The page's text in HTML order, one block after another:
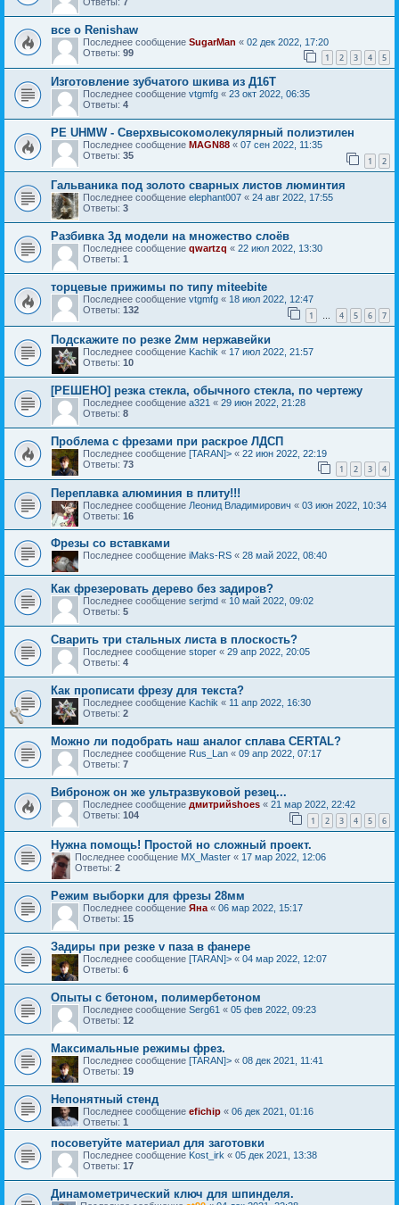
все о Renishaw
Последнее сообщение SugarMan « 02 дек 2022, 17:20
Ответы: 99 1 2 3 4 5
Изготовление зубчатого шкива из Д16Т
Последнее сообщение vtgmfg « 23 окт 2022, 06:35
Ответы: 4
PE UHMW - Сверхвысокомолекулярный полиэтилен
Последнее сообщение MAGN88 « 07 сен 2022, 11:35
Ответы: 35 1 2
Гальваника под золото сварных листов люминтия
Последнее сообщение elephant007 « 24 авг 2022, 17:55
Ответы: 3
Разбивка 3д модели на множество слоёв
Последнее сообщение qwartzq « 22 июл 2022, 13:30
Ответы: 1
торцевые прижимы по типу miteebite
Последнее сообщение vtgmfg « 18 июл 2022, 12:47
Ответы: 132 1 4 5 6 7
Подскажите по резке 2мм нержавейки
Последнее сообщение Kachik « 17 июл 2022, 21:57
Ответы: 10
[РЕШЕНО] резка стекла, обычного стекла, по чертежу
Последнее сообщение a321 « 29 июн 2022, 21:28
Ответы: 8
Проблема с фрезами при раскрое ЛДСП
Последнее сообщение [TARAN]> « 22 июн 2022, 22:19
Ответы: 73 1 2 3 4
Переплавка алюминия в плиту!!!
Последнее сообщение Леонид Владимирович « 03 июн 2022, 10:34
Ответы: 16
Фрезы со вставками
Последнее сообщение iMaks-RS « 28 май 2022, 08:40
Как фрезеровать дерево без задиров?
Последнее сообщение serjmd « 10 май 2022, 09:02
Ответы: 5
Сварить три стальных листа в плоскость?
Последнее сообщение stoper « 29 апр 2022, 20:05
Ответы: 4
Как прописати фрезу для текста?
Последнее сообщение Kachik « 11 апр 2022, 16:30
Ответы: 2
Можно ли подобрать наш аналог сплава CERTAL?
Последнее сообщение Rus_Lan « 09 апр 2022, 07:17
Ответы: 7
Вибронож он же ультразвуковой резец...
Последнее сообщение дмитрийshoes « 21 мар 2022, 22:42
Ответы: 104 1 2 3 4 5 6
Нужна помощь! Простой но сложный проект.
Последнее сообщение MX_Master « 17 мар 2022, 12:06
Ответы: 2
Режим выборки для фрезы 28мм
Последнее сообщение Яна « 06 мар 2022, 15:17
Ответы: 15
Задиры при резке v паза в фанере
Последнее сообщение [TARAN]> « 04 мар 2022, 12:07
Ответы: 6
Опыты с бетоном, полимербетоном
Последнее сообщение Serg61 « 05 фев 2022, 09:23
Ответы: 12
Максимальные режимы фрез.
Последнее сообщение [TARAN]> « 08 дек 2021, 11:41
Ответы: 19
Непонятный стенд
Последнее сообщение efichip « 06 дек 2021, 01:16
Ответы: 1
посоветуйте материал для заготовки
Последнее сообщение Kost_irk « 05 дек 2021, 13:38
Ответы: 17
Динамометрический ключ для шпинделя.